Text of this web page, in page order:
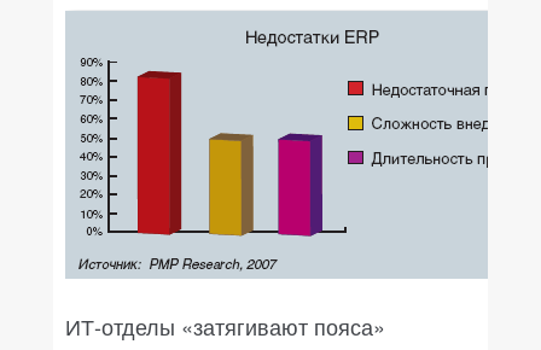
ИТ-отделы «затягивают пояса»